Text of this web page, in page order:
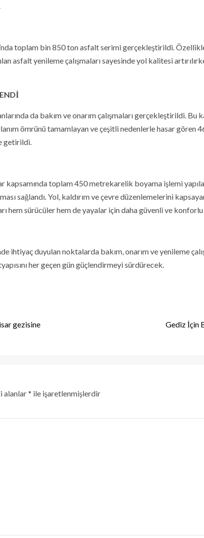
toplam bin 850 ton asfalt serimi gerçekleştirildi.
asfalt yenileme çalışmaları sayesinde yol kalitesi
da bakım ve onarım çalışmaları gerçekleştirildi. Bu
ömrünü tamamlayan ve çeşitli nedenlerle hasar gören
getirildi.
kapsamında toplam 450 metrekarelik boyama işlemi
sağlandı. Yol, kaldırım ve çevre düzenlemelerini
hem sürücüler hem de yayalar için daha güvenli ve
ihtiyaç duyulan noktalarda bakım, onarım ve yenileme
her geçen gün güçlendirmeyi sürdürecek.
gezisine
Gediz İçin
alanlar* ile işaretlenmişlerdir